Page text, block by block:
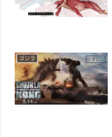
ゴジラ